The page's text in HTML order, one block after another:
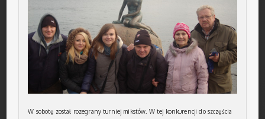
W sobotę został rozegrany turniej mikstów. W tej konkurencji do szczęścia